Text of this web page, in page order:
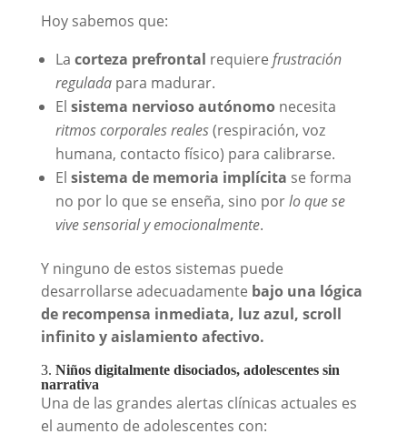
Hoy sabemos que:
La corteza prefrontal requiere frustración
reguladapara madurar.
El sistema nervioso autónomonecesita
ritmos corporales reales(respiración, voz
humana, contacto físico) para calibrarse.
El sistema de memoria implícita se forma
no por lo que se enseña, sino porlo que se
vive sensorial y emocionalmente.
Y ninguno de estos sistemas puede
desarrollarse adecuadamente bajo una lógica
de recompensa inmediata, luz azul, scroll
infinito y aislamiento afectivo.
3. Niños digitalmente disociados, adolescentes sin
narrativa
Una de las grandes alertas clínicas actuales es
el aumento de adolescentes con: